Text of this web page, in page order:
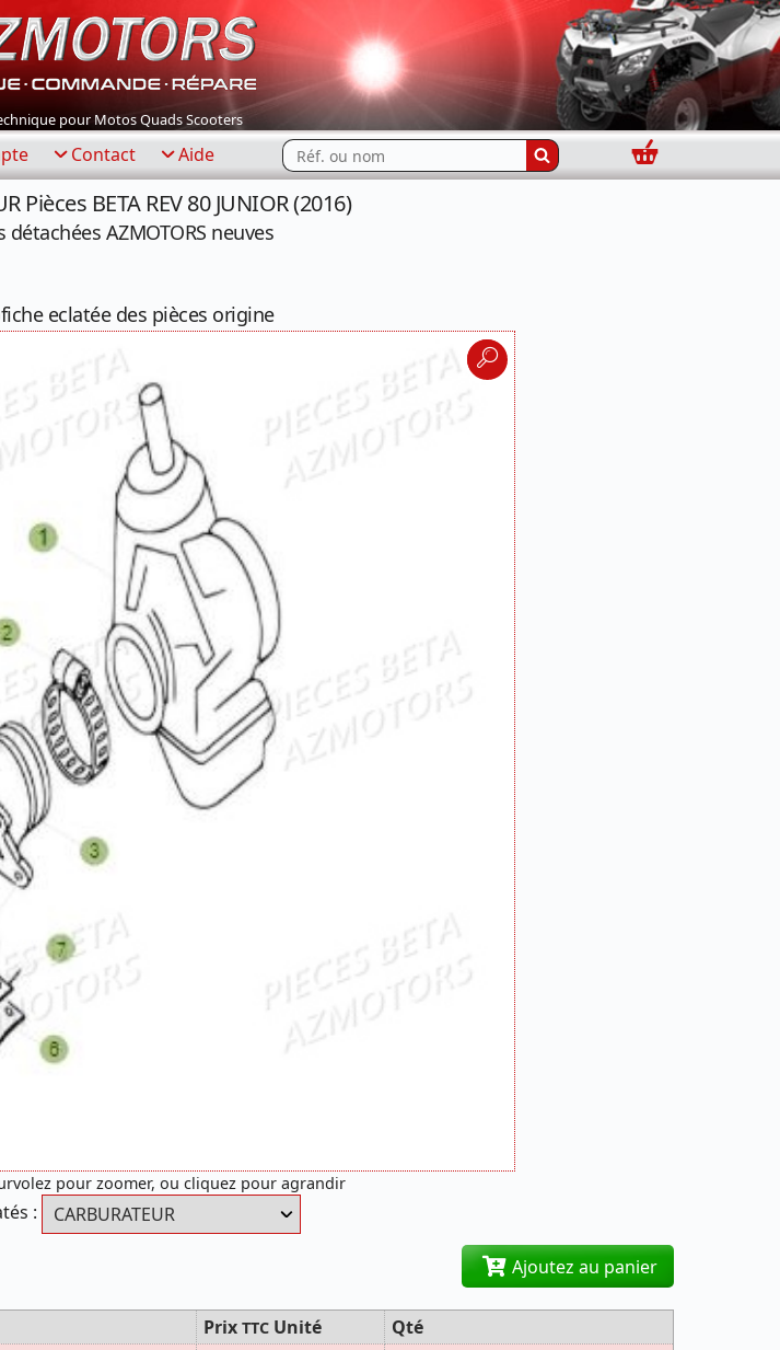
pour Motos Quads Scooters
Contact Aide Rechercher...
Panier
Pièces BETA REV 80 JUNIOR (2016)
AZMOTORS neuves
eclatée des pièces origine
pour zoomer, ou cliquez pour agrandir
:
Ajoutez au panier
Prix TTC Unité
Qté